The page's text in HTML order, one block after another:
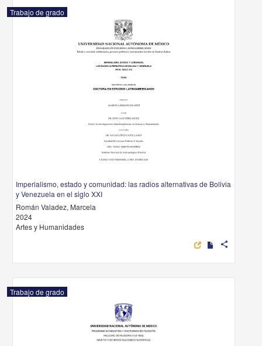
Trabajo de grado
Imperialismo, estado y comunidad: las radios alternativas de Bolivia
y Venezuela en el siglo XXI
Román Valadez, Marcela
2024
Artes y Humanidades
share
Trabajo de grado